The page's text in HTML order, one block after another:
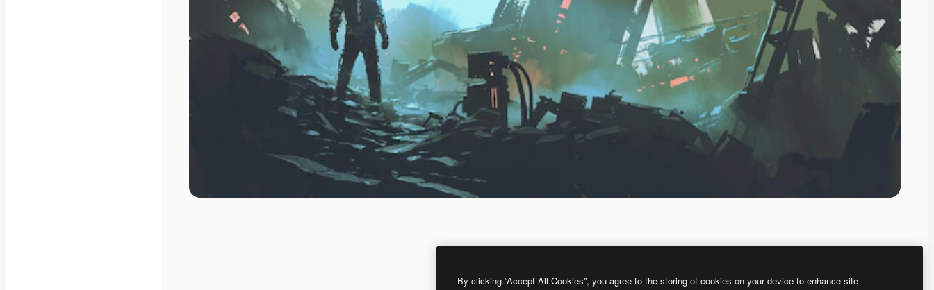
By clicking “Accept All Cookies”, you agree to the storing of cookies on your device to enhance site